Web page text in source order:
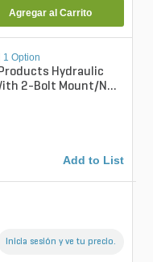
Agregar al Carrito
1 Option
Hydraulic
2-Bolt Mount/NPT
Add to List
Inicia sesión y ve tu precio.